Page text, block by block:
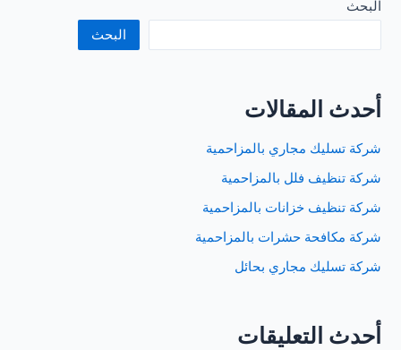
بالرياض
البحث
البحث
أحدث المقالات
شركة تسليك مجاري بالمزاحمية
شركة تنظيف فلل بالمزاحمية
شركة تنظيف خزانات بالمزاحمية
شركة مكافحة حشرات بالمزاحمية
شركة تسليك مجاري بحائل
أحدث التعليقات